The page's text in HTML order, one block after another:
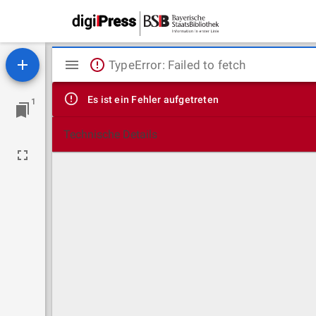
1
Mirador
Viewer
TypeError: Failed to fetch
Es ist ein Fehler aufgetreten
Technische Details